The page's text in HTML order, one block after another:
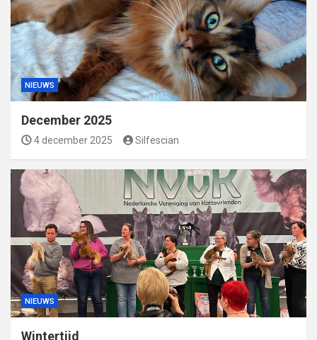
NIEUWS
December 2025
4 december 2025 Silfescian
NIEUWS
Wintertijd